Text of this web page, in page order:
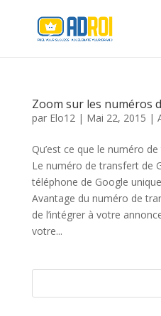
Zoom sur les numéros
par Elo12| Mai 22, 2015 |
Qu’est ce que le numéro
Le numéro de transfert de
téléphone de Google
Avantage du numéro de
de l’intégrer à votre
votre...